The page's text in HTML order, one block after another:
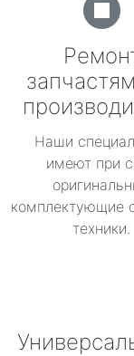
Наши
имеют при
комплектующие
техники.